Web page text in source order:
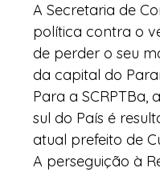
Assistência
de Pesar
Datas
A Secretaria de
política contra o
de perder o seu
da capital do
Para a
sul do País é
atual prefeito de
A perseguição à